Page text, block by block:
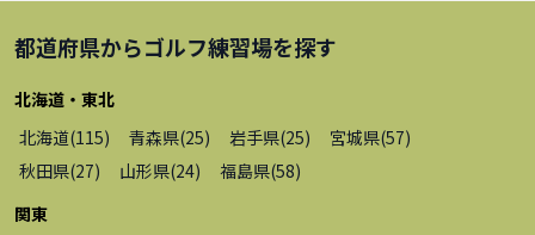
都道府県からゴルフ練習場を探す
北海道・東北
北海道(115) 青森県(25) 岩手県(25) 宮城県(57)
秋田県(27) 山形県(24) 福島県(58)
関東